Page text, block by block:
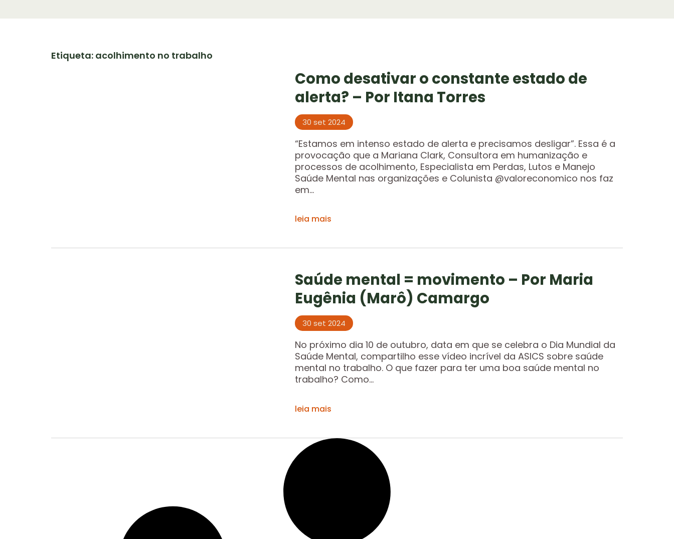
Etiqueta: acolhimento no trabalho
Como desativar o constante estado de
alerta? – Por Itana Torres
30 set 2024
“Estamos em intenso estado de alerta e precisamos desligar”. Essa é a
provocação que a Mariana Clark, Consultora em humanização e
processos de acolhimento, Especialista em Perdas, Lutos e Manejo
Saúde Mental nas organizações e Colunista @valoreconomico nos faz
em...
leia mais
Saúde mental = movimento – Por Maria
Eugênia (Marô) Camargo
30 set 2024
No próximo dia 10 de outubro, data em que se celebra o Dia Mundial da
Saúde Mental, compartilho esse vídeo incrível da ASICS sobre saúde
mental no trabalho. O que fazer para ter uma boa saúde mental no
trabalho? Como...
leia mais